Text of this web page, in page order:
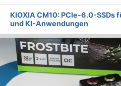
KIOXIA CM10: PCIe-6.0-SSDs
und KI-Anwendungen